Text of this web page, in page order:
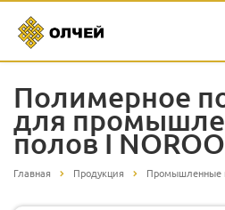
Полимерное
для
полов I NOROO
Главная Продукция Промышленные